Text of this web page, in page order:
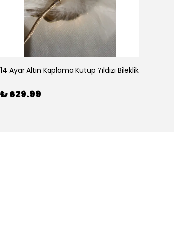
14 Ayar Altın Kaplama Kutup Yıldızı Bileklik
₺ 629.99